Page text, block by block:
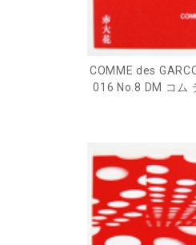
COMME des
016 No.8 DM コム